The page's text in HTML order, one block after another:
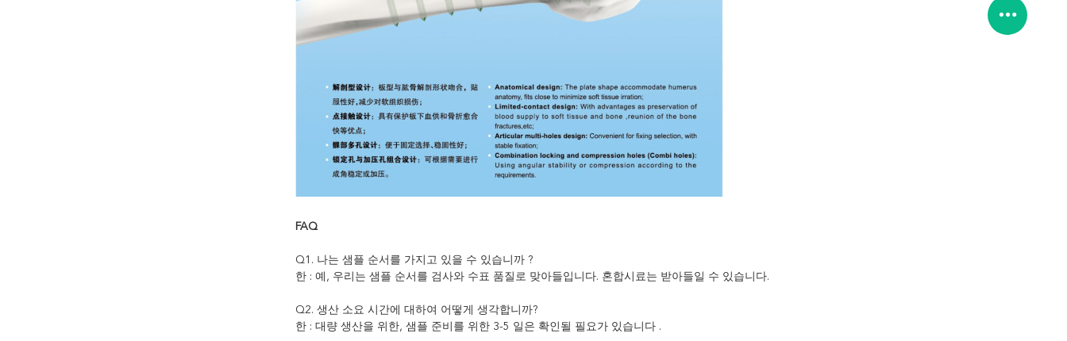
FAQ
Q1. 나는 샘플 순서를 가지고 있을 수 있습니까 ?
한 : 예, 우리는 샘플 순서를 검사와 수표 품질로 맞아들입니다. 혼합시료는 받아들일 수 있습니다.
Q2. 생산 소요 시간에 대하여 어떻게 생각합니까?
한 : 대량 생산을 위한, 샘플 준비를 위한 3-5 일은 확인될 필요가 있습니다 .